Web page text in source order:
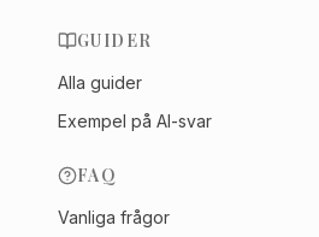
GUIDER
Alla guider
Exempel på AI-svar
FAQ
Vanliga frågor